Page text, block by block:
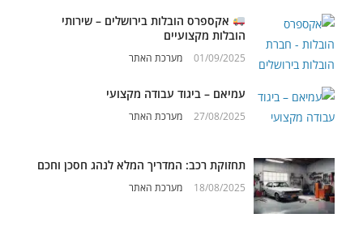
אקספרס הובלות בירושלים – שירותי
הובלות מקצועיים
01/09/2025 מערכת האתר
עמיאם – ביגוד עבודה מקצועי
27/08/2025 מערכת האתר
תחזוקת רכב: המדריך המלא לנהג חסכן וחכם
18/08/2025 מערכת האתר